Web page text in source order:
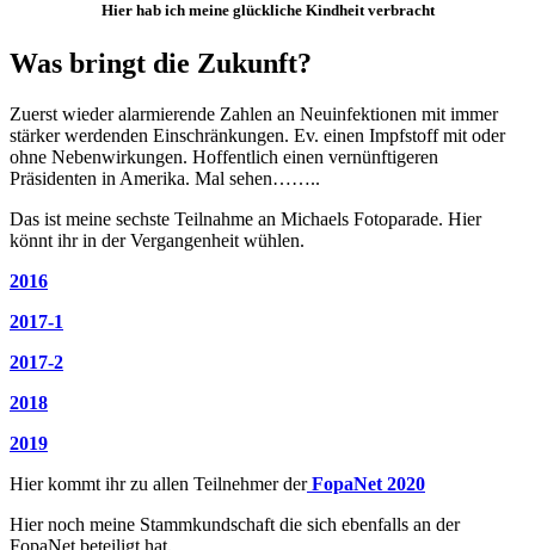
Hier hab ich meine glückliche Kindheit verbracht
Was bringt die Zukunft?
Zuerst wieder alarmierende Zahlen an Neuinfektionen mit immer
stärker werdenden Einschränkungen. Ev. einen Impfstoff mit oder
ohne Nebenwirkungen. Hoffentlich einen vernünftigeren
Präsidenten in Amerika. Mal sehen……..
Das ist meine sechste Teilnahme an Michaels Fotoparade. Hier
könnt ihr in der Vergangenheit wühlen.
2016
2017-1
2017-2
2018
2019
Hier kommt ihr zu allen Teilnehmer der FopaNet 2020
Hier noch meine Stammkundschaft die sich ebenfalls an der
FopaNet beteiligt hat.